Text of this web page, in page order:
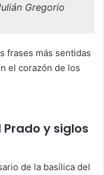
Gregorio
frases más sentidas
el corazón de los
y siglos
de la basílica del